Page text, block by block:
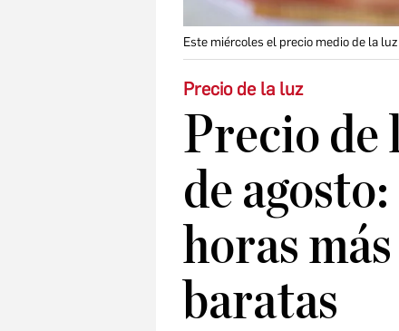
Este miércoles el precio medio de la
Precio de la luz
Precio de
de
horas
baratas